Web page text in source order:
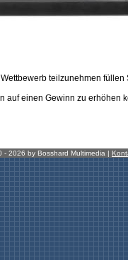
teilzunehmen
auf einen Gewinn zu erhöhen
- 2026 by Bosshard Multimedia |